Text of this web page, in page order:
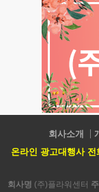
회사소개
온라인 광고대행사
회사명 (주)플라워센터